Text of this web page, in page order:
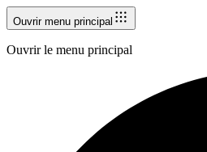
Ouvrir menu principal
Ouvrir le menu principal